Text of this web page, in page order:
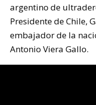
argentino de
Presidente de Chile,
embajador de la
Antonio Viera Gallo.